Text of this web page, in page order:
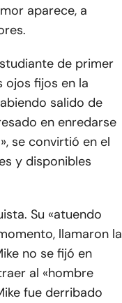
aparece, a
de primer
ojos fijos en la
salido de
en enredarse
se convirtió en el
y disponibles
Su «atuendo
llamaron la
no se fijó en
al «hombre
fue derribado